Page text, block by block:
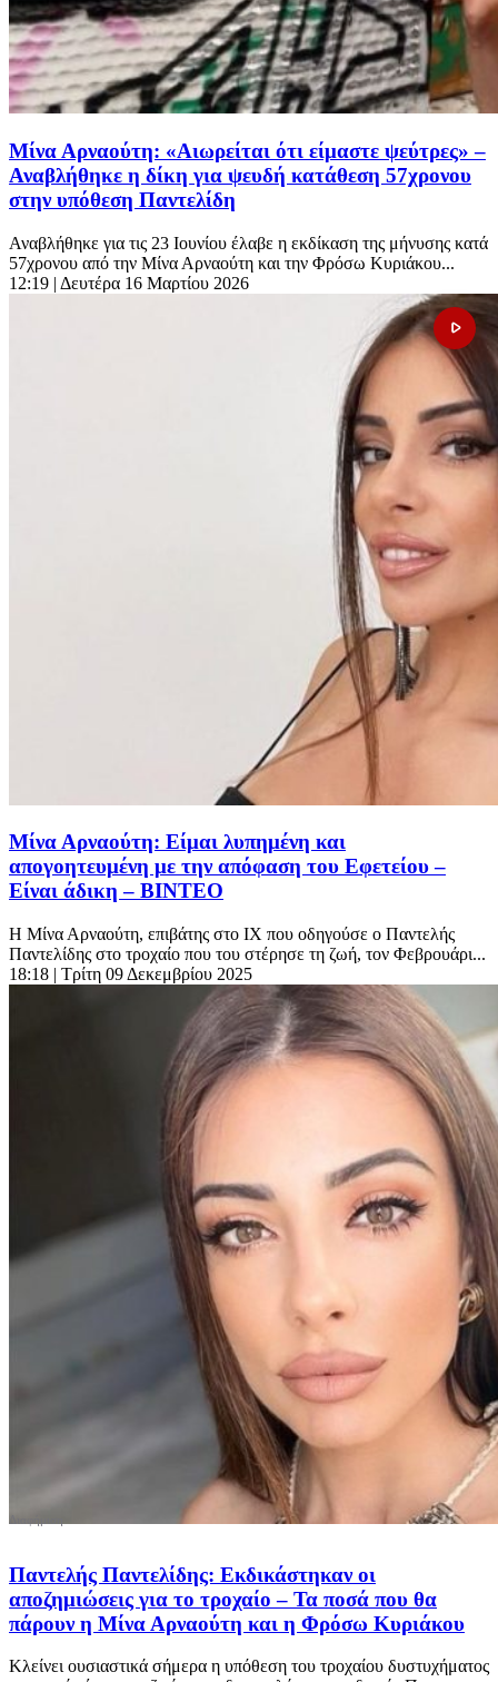
Μίνα Αρναούτη: «Αιωρείται ότι είμαστε ψεύτρες» –
Αναβλήθηκε η δίκη για ψευδή κατάθεση 57χρονου
στην υπόθεση Παντελίδη
Αναβλήθηκε για τις 23 Ιουνίου έλαβε η εκδίκαση της μήνυσης κατά
57χρονου από την Μίνα Αρναούτη και την Φρόσω Κυριάκου...
12:19 | Δευτέρα 16 Μαρτίου 2026
Μίνα Αρναούτη: Είμαι λυπημένη και
απογοητευμένη με την απόφαση του Εφετείου –
Είναι άδικη – BINTEO
Η Μίνα Αρναούτη, επιβάτης στο ΙΧ που οδηγούσε ο Παντελής
Παντελίδης στο τροχαίο που του στέρησε τη ζωή, τον Φεβρουάρι...
18:18 | Τρίτη 09 Δεκεμβρίου 2025
Παντελής Παντελίδης: Εκδικάστηκαν οι
αποζημιώσεις για το τροχαίο – Τα ποσά που θα
πάρουν η Μίνα Αρναούτη και η Φρόσω Κυριάκου
Κλείνει ουσιαστικά σήμερα η υπόθεση του τροχαίου δυστυχήματος